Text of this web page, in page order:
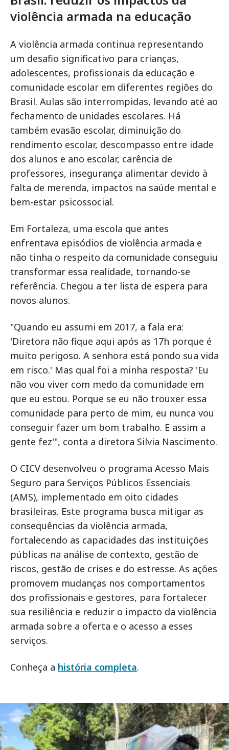
violência armada na educação
A violência armada continua representando
um desafio significativo para crianças,
adolescentes, profissionais da educação e
comunidade escolar em diferentes regiões do
Brasil. Aulas são interrompidas, levando até ao
fechamento de unidades escolares. Há
também evasão escolar, diminuição do
rendimento escolar, descompasso entre idade
dos alunos e ano escolar, carência de
professores, insegurança alimentar devido à
falta de merenda, impactos na saúde mental e
bem-estar psicossocial.
Em Fortaleza, uma escola que antes
enfrentava episódios de violência armada e
não tinha o respeito da comunidade conseguiu
transformar essa realidade, tornando-se
referência. Chegou a ter lista de espera para
novos alunos.
"Quando eu assumi em 2017, a fala era:
'Diretora não fique aqui após as 17h porque é
muito perigoso. A senhora está pondo sua vida
em risco.' Mas qual foi a minha resposta? 'Eu
não vou viver com medo da comunidade em
que eu estou. Porque se eu não trouxer essa
comunidade para perto de mim, eu nunca vou
conseguir fazer um bom trabalho. E assim a
gente fez'", conta a diretora Silvia Nascimento.
O CICV desenvolveu o programa Acesso Mais
Seguro para Serviços Públicos Essenciais
(AMS), implementado em oito cidades
brasileiras. Este programa busca mitigar as
consequências da violência armada,
fortalecendo as capacidades das instituições
públicas na análise de contexto, gestão de
riscos, gestão de crises e do estresse. As ações
promovem mudanças nos comportamentos
dos profissionais e gestores, para fortalecer
sua resiliência e reduzir o impacto da violência
armada sobre a oferta e o acesso a esses
serviços.
Conheça a história completa.